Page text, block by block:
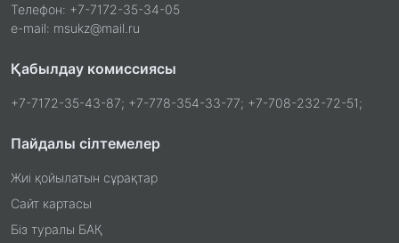
Телефон: +7-7172-35-34-05
e-mail: msukz@mail.ru
Қабылдау комиссиясы
+7-7172-35-43-87; +7-778-354-33-77; +7-708-232-72-51;
Пайдалы сілтемелер
Жиі қойылатын сұрақтар
Сайт картасы
Біз туралы БАҚ